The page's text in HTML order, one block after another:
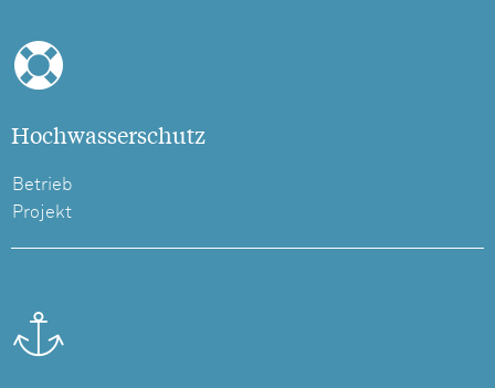
Hochwasserschutz
Betrieb
Projekt